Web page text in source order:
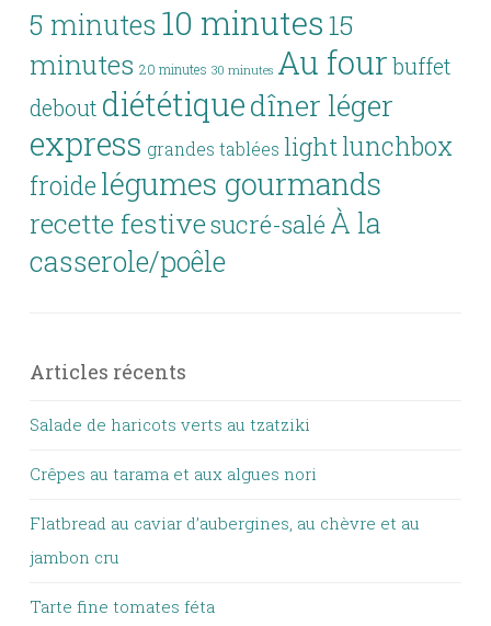
5 minutes 10 minutes15
minutes 20 minutes 30 minutes Au fourbuffet
debout diététiquedîner léger
express grandes tablées lightlunchbox
froide légumes gourmands
recette festivesucré-salé À la
casserole/poêle
Articles récents
Salade de haricots verts au tzatziki
Crêpes au tarama et aux algues nori
Flatbread au caviar d’aubergines, au chèvre et au
jambon cru
Tarte fine tomates féta